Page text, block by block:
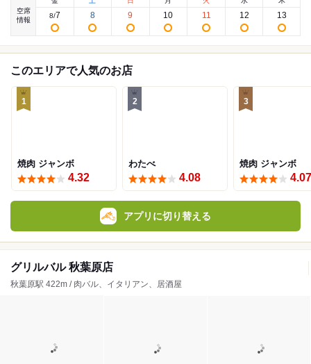
空席
情報
8/7 8 9 10 11 12 13
このエリアで人気のお店
1
焼肉 ジャンボ
4.32
2
わたべ
4.08
3
焼肉 ジャンボ
4.07
アプリに切り替える
グリルバル 秋葉原店
秋葉原駅 422m / 肉バル、イタリアン、居酒屋